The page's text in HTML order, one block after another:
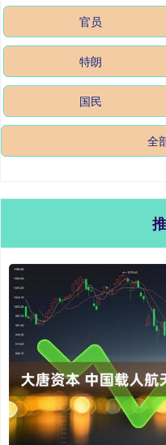
官员
特朗
国民
全